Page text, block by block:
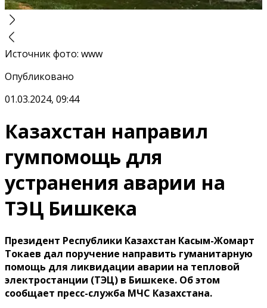
Источник фото: www
Опубликовано
01.03.2024, 09:44
Казахстан направил
гумпомощь для
устранения аварии на
ТЭЦ Бишкека
Президент Республики Казахстан Касым-Жомарт
Токаев дал поручение направить гуманитарную
помощь для ликвидации аварии на тепловой
электростанции (ТЭЦ) в Бишкеке. Об этом
сообщает пресс-служба МЧС Казахстана.